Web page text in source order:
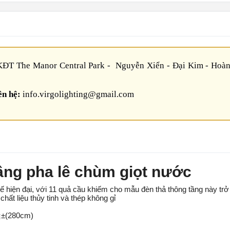
The Manor Central Park - Nguyễn Xiển - Đại Kim -
hệ: info.virgolighting@gmail.com
pha lê chùm giọt nước
đại, với 11 quả cầu khiếm cho mẫu đèn thả thông tầng này
liệu thủy tinh và thép không gỉ